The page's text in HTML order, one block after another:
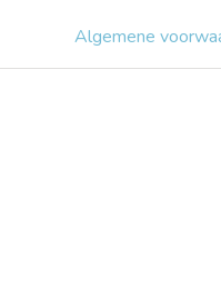
Algemene